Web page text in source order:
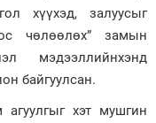
хүүхэд, залуусыг
чөлөөлөх” замын
мэдээллийнхэнд
байгуулсан.
агуулгыг хэт мушгин